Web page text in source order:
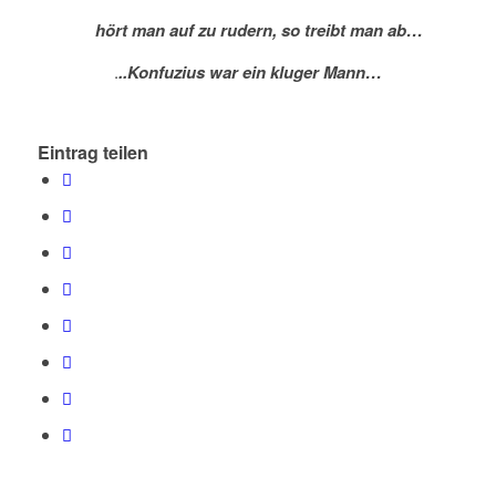
hört man auf zu rudern, so treibt man ab…
...Konfuzius war ein kluger Mann…
Eintrag teilen